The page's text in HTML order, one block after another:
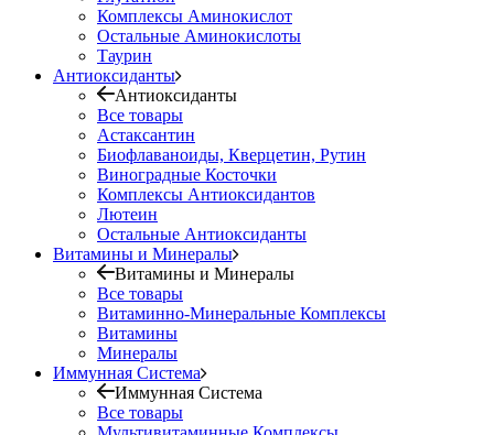
Комплексы Аминокислот
Остальные Аминокислоты
Таурин
Антиоксиданты
Антиоксиданты
Все товары
Астаксантин
Биофлаваноиды, Кверцетин, Рутин
Виноградные Косточки
Комплексы Антиоксидантов
Лютеин
Остальные Антиоксиданты
Витамины и Минералы
Витамины и Минералы
Все товары
Витаминно-Минеральные Комплексы
Витамины
Минералы
Иммунная Система
Иммунная Система
Все товары